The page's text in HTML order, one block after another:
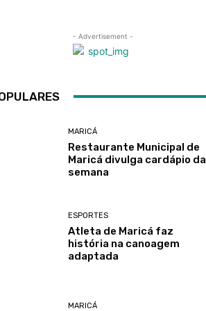
- Advertisement -
MARICÁ
Restaurante Municipal de
Maricá divulga cardápio da
semana
ESPORTES
Atleta de Maricá faz
história na canoagem
adaptada
MARICÁ